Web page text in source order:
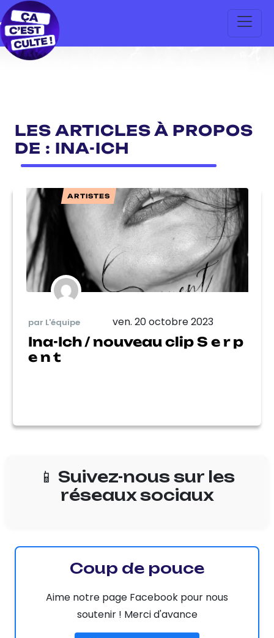
LES ARTICLES À PROPOS
DE : INA-ICH
ARTISTES
par L'équipe ven. 20 octobre 2023
Ina-Ich / nouveau clip S e r p
e n t
📱 Suivez-nous sur les
réseaux sociaux
Coup de pouce
Aime notre page Facebook pour nous
soutenir ! Merci d'avance